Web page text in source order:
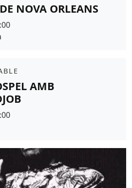
NOVA ORLEANS
AMB